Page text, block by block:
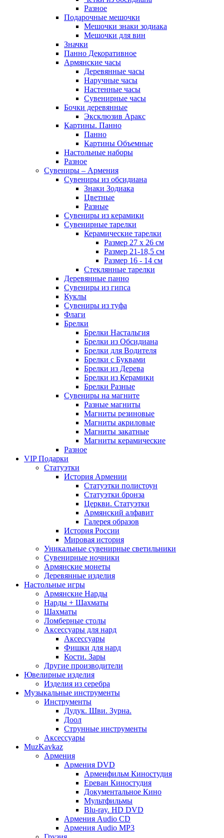
Разное
Подарочные мешочки
Мешочки знаки зодиака
Мешочки для вин
Значки
Панно Декоративное
Армянские часы
Деревянные часы
Наручные часы
Настенные часы
Сувенирные часы
Бочки деревянные
Эксклюзив Аракс
Картины. Панно
Панно
Картины Объемные
Настольные наборы
Разное
Сувениры – Армения
Сувениры из обсидиана
Знаки Зодиака
Цветные
Разные
Сувениры из керамики
Сувенирные тарелки
Керамические тарелки
Размер 27 х 26 см
Размер 21-18,5 см
Размер 16 - 14 см
Стеклянные тарелки
Деревянные панно
Сувениры из гипса
Куклы
Сувениры из туфа
Флаги
Брелки
Брелки Настальгия
Брелки из Обсидиана
Брелки для Водителя
Брелки с Буквами
Брелки из Дерева
Брелки из Керамики
Брелки Разные
Сувениры на магните
Разные магниты
Магниты резиновые
Магниты акриловые
Магниты закатные
Магниты керамические
Разное
VIP Подарки
Статуэтки
История Армении
Статуэтки полистоун
Статуэтки бронза
Церкви. Статуэтки
Армянский алфавит
Галерея образов
История России
Мировая история
Уникальные сувенирные светильники
Сувенирные ночники
Армянские монеты
Деревянные изделия
Настольные игры
Армянские Нарды
Нарды + Шахматы
Шахматы
Ломберные столы
Аксессуары для нард
Аксессуары
Фишки для нард
Кости. Зары
Другие производители
Ювелирные изделия
Изделия из серебра
Музыкальные инструменты
Инструменты
Дудук. Шви. Зурна.
Доол
Струнные инструменты
Аксессуары
MuzKavkaz
Армения
Армения DVD
Арменфильм Киностудия
Ереван Киностудия
Документальное Кино
Мультфильмы
Blu-ray. HD DVD
Армения Audio CD
Армения Audio MP3